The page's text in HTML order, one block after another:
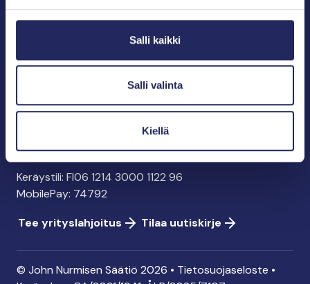
Salli kaikki
Salli valinta
Kiellä
info@jnfoundation.fi
Kaikki yhteystiedot
Tee lahjoitus
Keräystili: FI06 1214 3000 1122 96
MobilePay: 74792
Tee yrityslahjoitus
Tilaa uutiskirje
© John Nurmisen Säätiö 2026 • Tietosuojaseloste •